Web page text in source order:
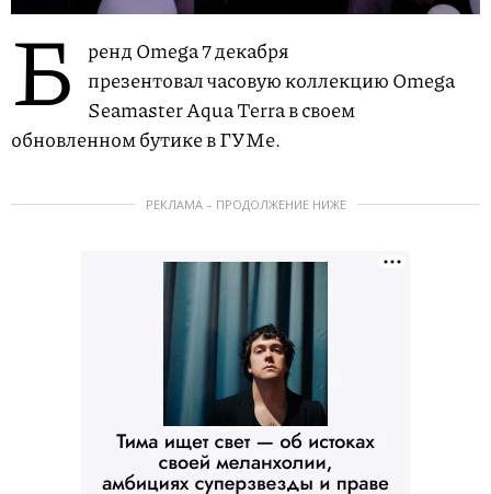
Б
ренд Omega 7 декабря
презентовал часовую коллекцию Omega
Seamaster Aqua Terra в своем
обновленном бутике в ГУМе.
РЕКЛАМА – ПРОДОЛЖЕНИЕ НИЖЕ